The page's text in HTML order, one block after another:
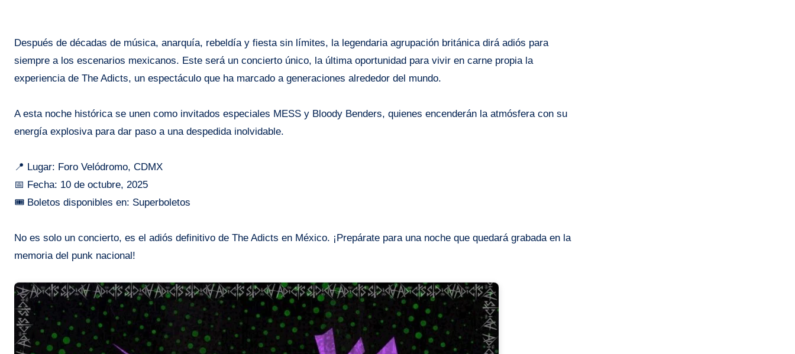
Después de décadas de música, anarquía, rebeldía y fiesta sin límites, la legendaria agrupación británica dirá adiós para
siempre a los escenarios mexicanos. Este será un concierto único, la última oportunidad para vivir en carne propia la
experiencia de The Adicts, un espectáculo que ha marcado a generaciones alrededor del mundo.
A esta noche histórica se unen como invitados especiales MESS y Bloody Benders, quienes encenderán la atmósfera con su
energía explosiva para dar paso a una despedida inolvidable.
📍 Lugar: Foro Velódromo, CDMX
📅 Fecha: 10 de octubre, 2025
🎟️ Boletos disponibles en: Superboletos
No es solo un concierto, es el adiós definitivo de The Adicts en México. ¡Prepárate para una noche que quedará grabada en la
memoria del punk nacional!